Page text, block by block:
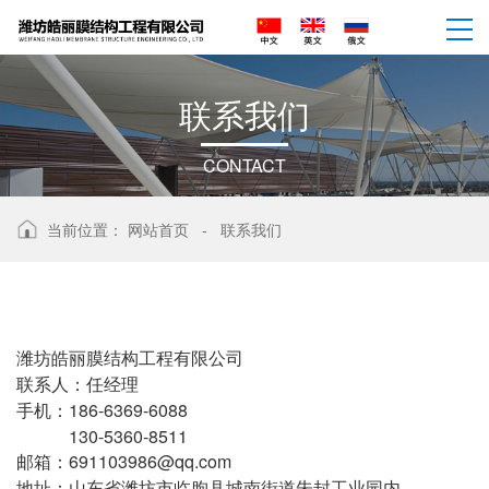
联系我们
CONTACT
当前位置： 网站首页 - 联系我们
潍坊皓丽膜结构工程有限公司
联系人：任经理
手机：186-6369-6088
130-5360-8511
邮箱：691103986@qq.com